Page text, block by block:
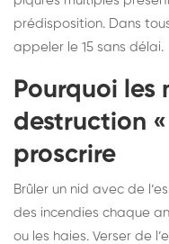
prédisposition. Dans
appeler le 15 sans délai.
Pourquoi les
destruction
proscrire
Brûler un nid avec de
des incendies chaque
ou les haies. Verser de